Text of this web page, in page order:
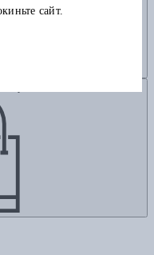
сайт.